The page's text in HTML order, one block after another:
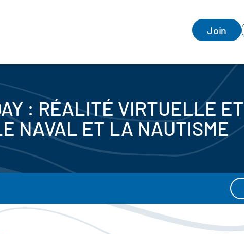
Join
: RÉALITÉ VIRTUELLE ET
NAVAL ET LA NAUTISME